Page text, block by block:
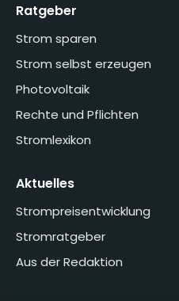
Ratgeber
Strom sparen
Strom selbst erzeugen
Photovoltaik
Rechte und Pflichten
Stromlexikon
Aktuelles
Strompreisentwicklung
Stromratgeber
Aus der Redaktion